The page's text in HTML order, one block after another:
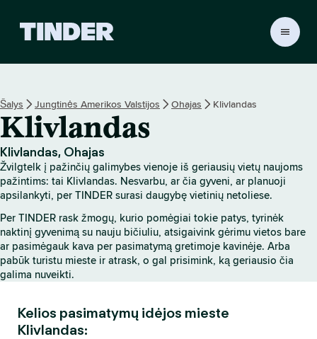
R
p
a
r
n
n
i
s
Šalys Jungtinės Amerikos Valstijos Ohajas Klivlandas
Klivlandas
Klivlandas, Ohajas
Žvilgtelk į pažinčių galimybes vienoje iš geriausių vietų naujoms
pažintims: tai Klivlandas. Nesvarbu, ar čia gyveni, ar planuoji
apsilankyti, per TINDER surasi daugybę vietinių netoliese.
Per TINDER rask žmogų, kurio pomėgiai tokie patys, tyrinėk
naktinį gyvenimą su nauju bičiuliu, atsigaivink gėrimu vietos bare
ar pasimėgauk kava per pasimatymą gretimoje kavinėje. Arba
pabūk turistu mieste ir atrask, o gal prisimink, ką geriausio čia
galima nuveikti.
Kelios pasimatymų idėjos mieste
Klivlandas: